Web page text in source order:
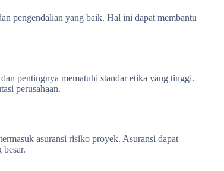
pengendalian yang baik. Hal ini dapat membantu
pentingnya mematuhi standar etika yang tinggi.
perusahaan.
asuransi risiko proyek. Asuransi dapat